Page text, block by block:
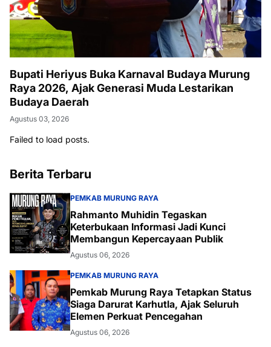
Bupati Heriyus Buka Karnaval Budaya Murung
Raya 2026, Ajak Generasi Muda Lestarikan
Budaya Daerah
Agustus 03, 2026
Failed to load posts.
Berita Terbaru
PEMKAB MURUNG RAYA
Rahmanto Muhidin Tegaskan
Keterbukaan Informasi Jadi Kunci
Membangun Kepercayaan Publik
Agustus 06, 2026
PEMKAB MURUNG RAYA
Pemkab Murung Raya Tetapkan Status
Siaga Darurat Karhutla, Ajak Seluruh
Elemen Perkuat Pencegahan
Agustus 06, 2026